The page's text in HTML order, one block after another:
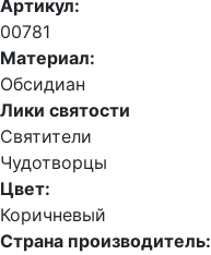
Артикул:
00781
Материал:
Обсидиан
Лики святости
Святители
Чудотворцы
Цвет:
Коричневый
Страна производитель: